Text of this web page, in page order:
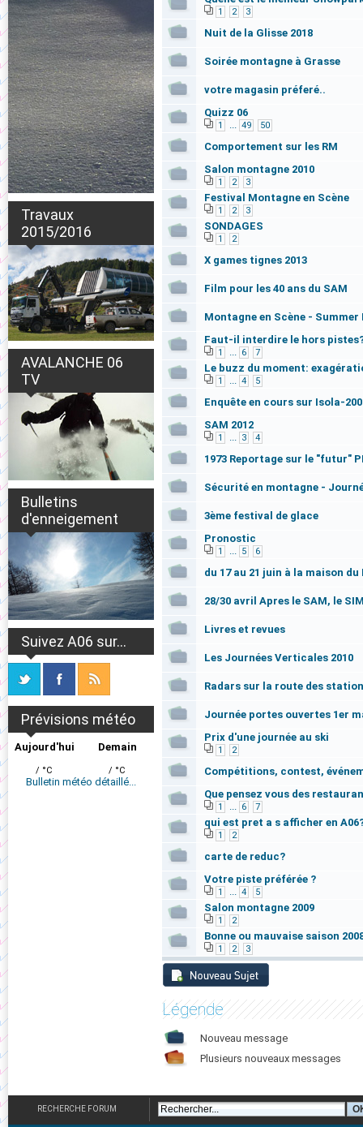
Travaux
2015/2016
AVALANCHE 06
TV
Bulletins
d'enneigement
Suivez A06 sur...
Prévisions météo
Aujourd'hui
/ °C
Demain
/ °C
Bulletin météo détaillé...
1 2 3
Nuit de la Glisse 2018
Soirée montagne à Grasse
votre magasin préferé..
Quizz 06
1 ... 49 50
Comportement sur les RM
Salon montagne 2010
1 2 3
Festival Montagne en Scène
1 2 3
SONDAGES
1 2
X games tignes 2013
Film pour les 40 ans du SAM
Montagne en Scène - Summer
Faut-il interdire le hors
1 ... 6 7
Le buzz du moment:
1 ... 4 5
Enquête en cours sur Isola-
SAM 2012
1 ... 3 4
1973 Reportage sur le "futur"
Sécurité en montagne -
3ème festival de glace
Pronostic
1 ... 5 6
du 17 au 21 juin à la maison
28/30 avril Apres le SAM, le
Livres et revues
Les Journées Verticales 2010
Radars sur la route des
Journée portes ouvertes 1er
Prix d'une journée au ski
1 2
Compétitions, contest,
Que pensez vous des
1 ... 6 7
qui est pret a s afficher en
1 2
carte de reduc?
Votre piste préférée ?
1 ... 4 5
Salon montagne 2009
1 2
Bonne ou mauvaise saison
1 2 3
Légende
Nouveau message
Plusieurs nouveaux messages
RECHERCHE FORUM